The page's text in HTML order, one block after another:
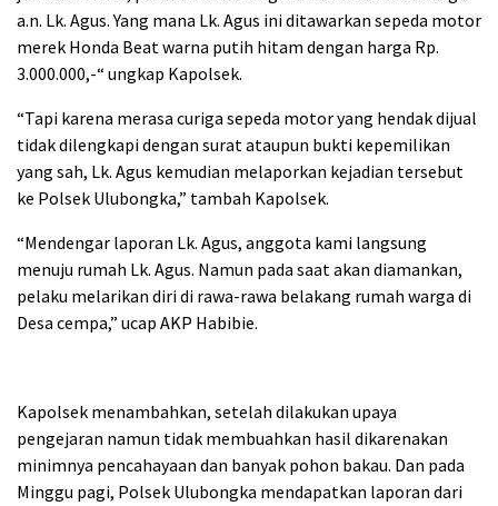
a.n. Lk. Agus. Yang mana Lk. Agus ini ditawarkan sepeda motor
merek Honda Beat warna putih hitam dengan harga Rp.
3.000.000,-“ ungkap Kapolsek.
“Tapi karena merasa curiga sepeda motor yang hendak dijual
tidak dilengkapi dengan surat ataupun bukti kepemilikan
yang sah, Lk. Agus kemudian melaporkan kejadian tersebut
ke Polsek Ulubongka,” tambah Kapolsek.
“Mendengar laporan Lk. Agus, anggota kami langsung
menuju rumah Lk. Agus. Namun pada saat akan diamankan,
pelaku melarikan diri di rawa-rawa belakang rumah warga di
Desa cempa,” ucap AKP Habibie.
Kapolsek menambahkan, setelah dilakukan upaya
pengejaran namun tidak membuahkan hasil dikarenakan
minimnya pencahayaan dan banyak pohon bakau. Dan pada
Minggu pagi, Polsek Ulubongka mendapatkan laporan dari